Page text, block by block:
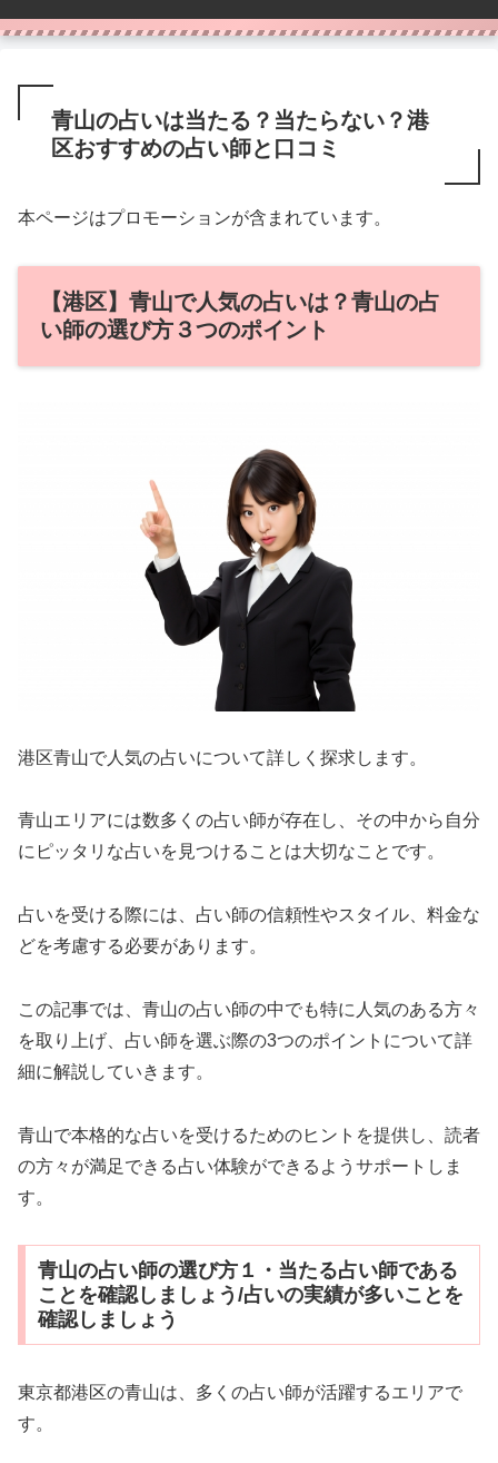
青山の占いは当たる？当たらない？港
区おすすめの占い師と口コミ
本ページはプロモーションが含まれています。
【港区】青山で人気の占いは？青山の占
い師の選び方３つのポイント
港区青山で人気の占いについて詳しく探求します。
青山エリアには数多くの占い師が存在し、その中から自分
にピッタリな占いを見つけることは大切なことです。
占いを受ける際には、占い師の信頼性やスタイル、料金な
どを考慮する必要があります。
この記事では、青山の占い師の中でも特に人気のある方々
を取り上げ、占い師を選ぶ際の3つのポイントについて詳
細に解説していきます。
青山で本格的な占いを受けるためのヒントを提供し、読者
の方々が満足できる占い体験ができるようサポートしま
す。
青山の占い師の選び方１・当たる占い師である
ことを確認しましょう/占いの実績が多いことを
確認しましょう
東京都港区の青山は、多くの占い師が活躍するエリアで
す。